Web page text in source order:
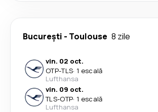
București - Toulouse 8 zile
vin. 02 oct.
OTP-TLS· 1 escală
Lufthansa
vin. 09 oct.
TLS-OTP· 1 escală
Lufthansa